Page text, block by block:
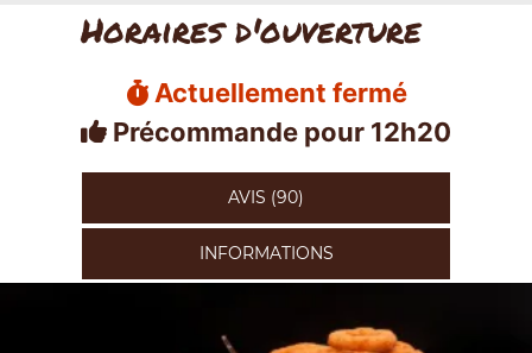
Horaires d'ouverture
Actuellement fermé
Précommande pour 12h20
AVIS (90)
INFORMATIONS